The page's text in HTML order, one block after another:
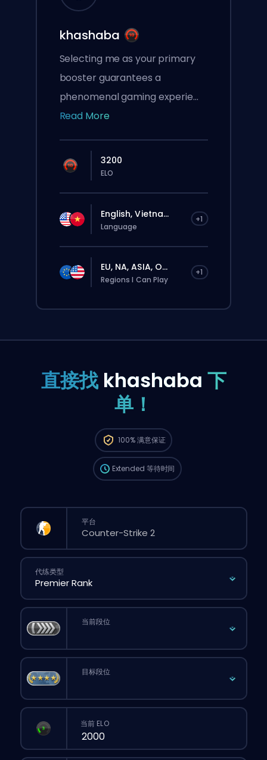
khashaba
Selecting me as your primary
booster guarantees a
phenomenal gaming experie...
Read More
3200
ELO
English, Vietna... +1
Language
EU, NA, ASIA, O... +1
Regions I Can Play
直接找 khashaba 下
单！
100%满意保证
这个订单会自动分配给这位 booster，所以等的
时间可能会比你在网站上正常下单还要久一点。
Extended 等待时间
平台
代练类型
当前段位
目标段位
当前 ELO